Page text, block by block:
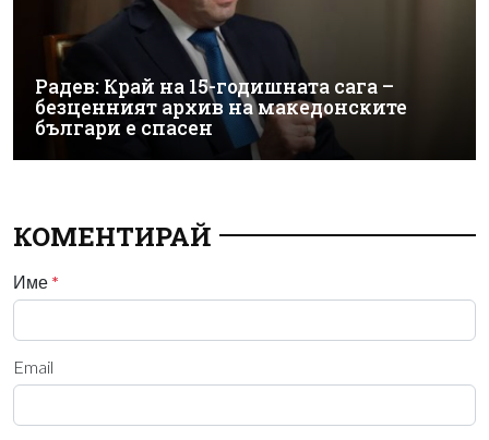
Радев: Край на 15-годишната сага –
безценният архив на македонските
българи е спасен
КОМЕНТИРАЙ
Име *
Email